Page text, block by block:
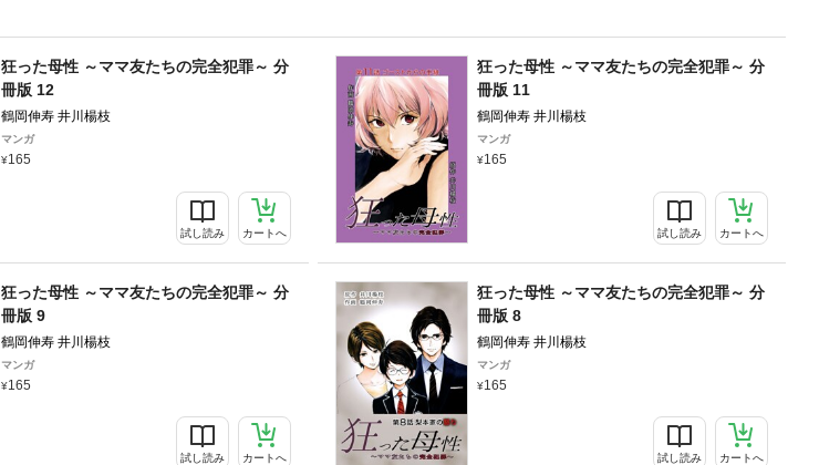
狂った母性 ～ママ友たちの完全犯罪～ 分
冊版 12
鶴岡伸寿 井川楊枝
マンガ
165
試し読み カートへ
狂った母性 ～ママ友たちの完全犯罪～ 分
冊版 11
鶴岡伸寿 井川楊枝
マンガ
165
試し読み カートへ
狂った母性 ～ママ友たちの完全犯罪～ 分
冊版 9
鶴岡伸寿 井川楊枝
マンガ
165
試し読み カートへ
狂った母性 ～ママ友たちの完全犯罪～ 分
冊版 8
鶴岡伸寿 井川楊枝
マンガ
165
試し読み カートへ